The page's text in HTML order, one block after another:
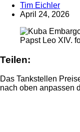
Tim Eichler
April 24, 2026
Papst Leo XIV.
Teilen:
Das Tankstellen
nach oben anpassen